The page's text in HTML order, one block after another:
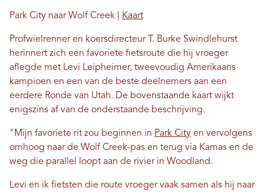
Park City naar Wolf Creek | Kaart
Profwielrenner en koersdirecteur T. Burke Swindlehurst
herinnert zich een favoriete fietsroute die hij vroeger
aflegde met Levi Leipheimer, tweevoudig Amerikaans
kampioen en een van de beste deelnemers aan een
eerdere Ronde van Utah. De bovenstaande kaart wijkt
enigszins af van de onderstaande beschrijving.
"Mijn favoriete rit zou beginnen in Park City en vervolgens
omhoog naar de Wolf Creek-pas en terug via Kamas en de
weg die parallel loopt aan de rivier in Woodland.
Levi en ik fietsten die route vroeger vaak samen als hij naar